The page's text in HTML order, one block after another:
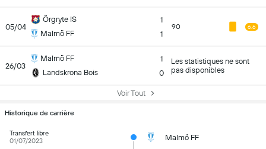
05/04
Örgryte IS
Malmö FF
1
1
90 6.6
26/03
Malmö FF
Landskrona Bois
1
0
Les statistiques ne sont
pas disponibles
Voir Tout
Historique de carrière
Transfert libre
01/07/2023
Malmö FF